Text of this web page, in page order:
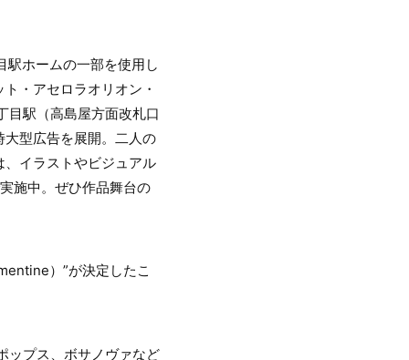
駅ホームの一部を使用し
・アセロラオリオン・
目駅（高島屋方面改札口
型広告を展開。二人の
イラストやビジュアル
施中。ぜひ作品舞台の
）”が決定したこ
ップス、ボサノヴァなど